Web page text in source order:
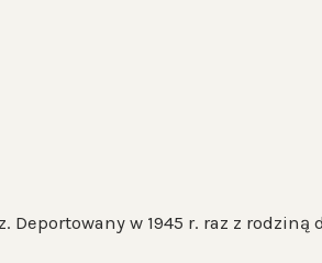
w 1945 r. raz z rodziną